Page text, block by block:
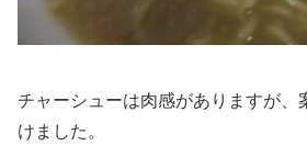
チャーシューは肉感がありますが、
けました。